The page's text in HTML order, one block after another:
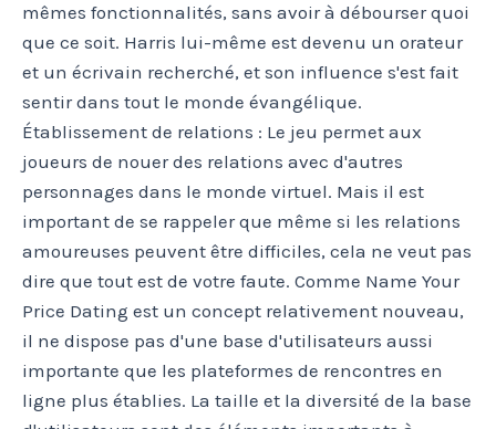
mêmes fonctionnalités, sans avoir à débourser quoi
que ce soit. Harris lui-même est devenu un orateur
et un écrivain recherché, et son influence s'est fait
sentir dans tout le monde évangélique.
Établissement de relations : Le jeu permet aux
joueurs de nouer des relations avec d'autres
personnages dans le monde virtuel. Mais il est
important de se rappeler que même si les relations
amoureuses peuvent être difficiles, cela ne veut pas
dire que tout est de votre faute. Comme Name Your
Price Dating est un concept relativement nouveau,
il ne dispose pas d'une base d'utilisateurs aussi
importante que les plateformes de rencontres en
ligne plus établies. La taille et la diversité de la base